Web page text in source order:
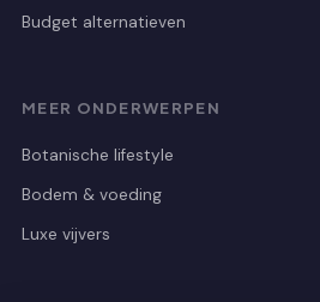
Budget alternatieven
MEER ONDERWERPEN
Botanische lifestyle
Bodem & voeding
Luxe vijvers